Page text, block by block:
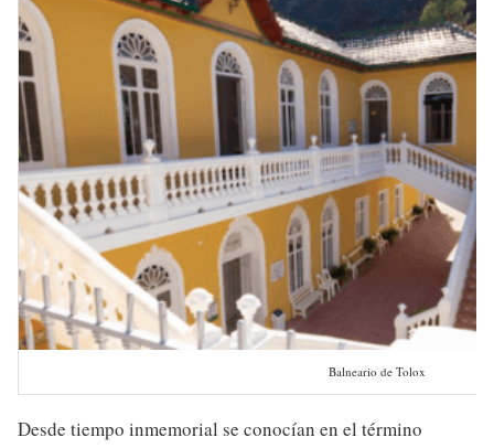
Balneario de Tolox
Desde tiempo inmemorial se conocían en el término